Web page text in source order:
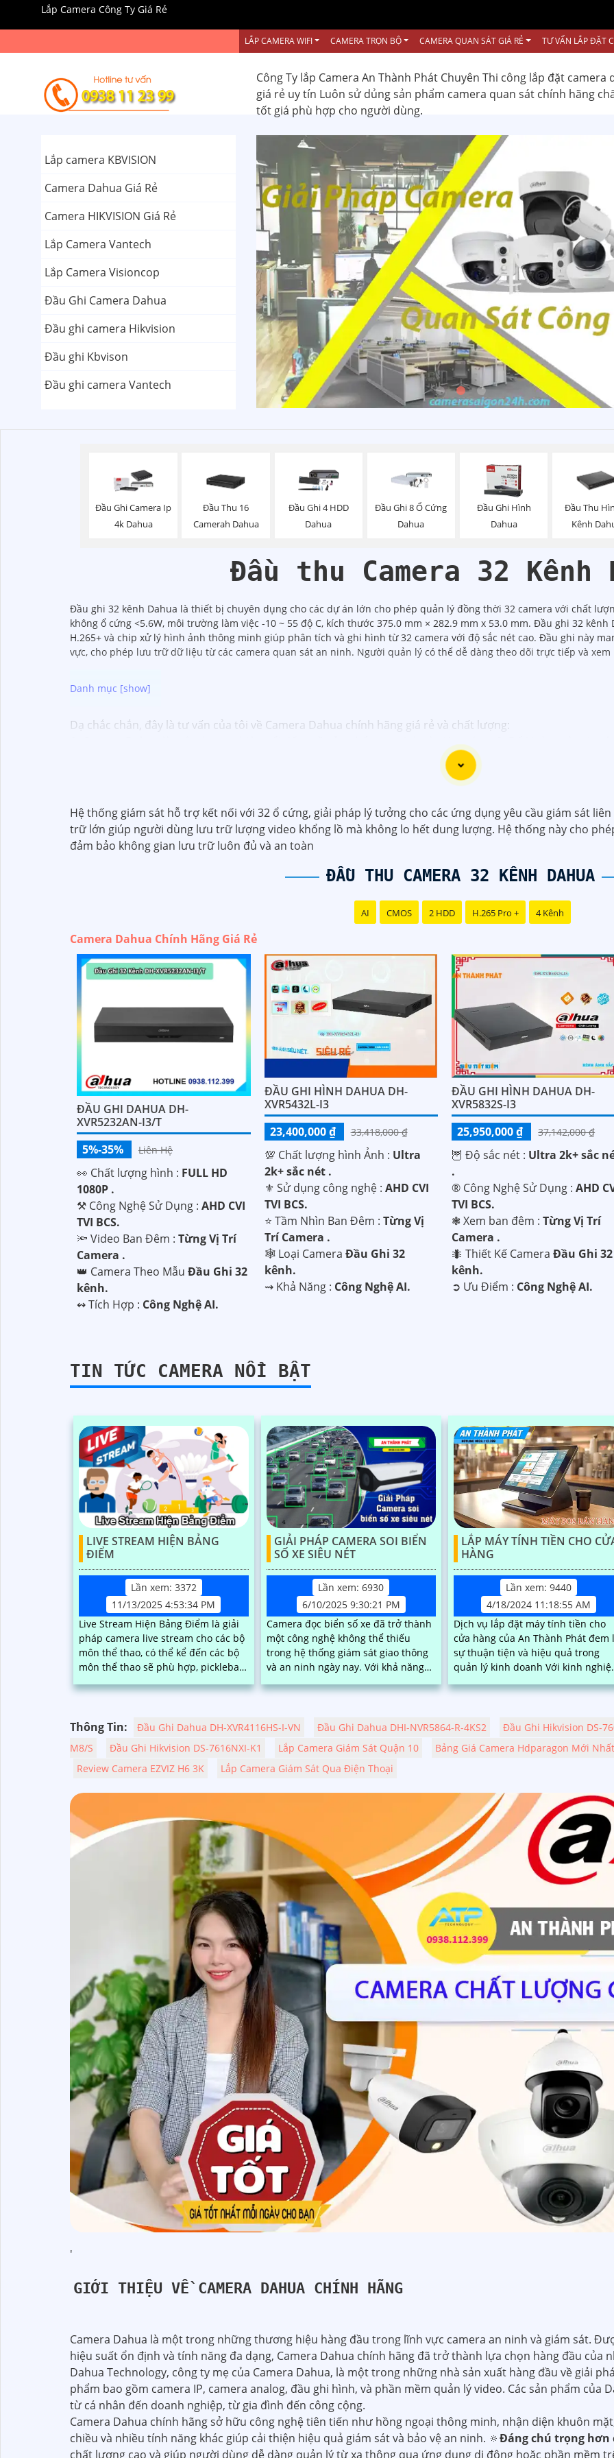
Lắp Camera Công Ty Giá Rẻ
LẮP CAMERA WIFI CAMERA TRỌN BỘ CAMERA QUAN SÁT GIÁ RẺ TƯ VẤN LẮP ĐẶT
Công Ty lắp Camera An Thành Phát Chuyên Thi công lắp đặt camera
giá rẻ uy tín Luôn sử dủng sản phẩm camera quan sát chính hãng
tốt giá phù hợp cho người dùng.
Lắp camera KBVISION
Camera Dahua Giá Rẻ
Camera HIKVISION Giá Rẻ
Lắp Camera Vantech
Lắp Camera Visioncop
Đầu Ghi Camera Dahua
Đầu ghi camera Hikvision
Đầu ghi Kbvison
Đầu ghi camera Vantech
Đầu Ghi Camera Ip
4k Dahua
Đầu Thu 16
Camerah Dahua
Đầu Ghi 4 HDD
Dahua
Đầu Ghi 8 Ổ Cứng
Dahua
Đầu Ghi Hình
Dahua
Đầu Thu
Kênh
Đầu thu Camera 32 Kênh
Đầu ghi 32 kênh Dahua là thiết bị chuyên dụng cho các dự án lớn cho phép quản lý đồng thời 32 camera với chất
không ổ cứng <5.6W, môi trường làm việc -10 ~ 55 độ C, kích thước 375.0 mm × 282.9 mm x 53.0 mm. Đầu ghi 32
H.265+ và chip xử lý hình ảnh thông minh giúp phân tích và ghi hình từ 32 camera với độ sắc nét cao. Đầu ghi này
vực, cho phép lưu trữ dữ liệu từ các camera quan sát an ninh. Người quản lý có thể dễ dàng theo dõi trực tiếp và
Dạ chắc chắn, đây là tư vấn của tôi về Camera Dahua chính hãng giá rẻ và chất lượng:
Camera Dahua là một thương hiệu nổi tiếng về sản phẩm an ninh và giám sát.⚒
Mức giá của Camera Dahua có
Chất lượng của Camera Dahua được đánh giá cao với
Nếu bạn muốn tìm camera Dahua giá rẻ, bạn có thể tham khảo trên các website thương
Hy vọng rằng những thông tin trên sẽ giúp bạn chọn lựa được Camera Dahua chính hãng, giá rẻ và chất
vấn thêm, đừng ngần ngại để lại Cung cấp cho công trình biết.
Hệ thống giám sát hỗ trợ kết nối với 32 ổ cứng, giải pháp lý tưởng cho các ứng dụng yêu cầu giám sát
trữ lớn giúp người dùng lưu trữ lượng video khổng lồ mà không lo hết dung lượng. Hệ thống này cho
đảm bảo không gian lưu trữ luôn đủ và an toàn
ĐẦU THU CAMERA 32 KÊNH DAHUA
AI CMOS 2 HDD H.265 Pro + 4 Kênh
Camera Dahua Chính Hãng Giá Rẻ
ĐẦU GHI DAHUA DH-
XVR5232AN-I3/T
5%-35%
Liên Hệ
️👀 Chất lượng hình : FULL HD
1080P .
⚒ Công Nghệ Sử Dụng : AHD CVI
TVI BCS.
🔦 Video Ban Đêm : Từng Vị Trí
Camera .
👑 Camera Theo Mẫu Đầu Ghi 32
kênh.
️↭ Tích Hợp : Công Nghệ AI.
ĐẦU GHI HÌNH DAHUA DH-
XVR5432L-I3
23,400,000 ₫
33,418,000 ₫
💯 Chất lượng hình Ảnh : Ultra
2k+ sắc nét .
⚜️ Sử dụng công nghệ : AHD CVI
TVI BCS.
⭐ Tầm Nhìn Ban Đêm : Từng Vị
Trí Camera .
🕸️ Loại Camera Đầu Ghi 32
kênh.
️⇝ Khả Năng : Công Nghệ AI.
ĐẦU GHI HÌNH DAHUA DH-
XVR5832S-I3
25,950,000 ₫
37,142,000 ₫
🦉 Độ sắc nét : Ultra 2k+ sắc
.
®️ Công Nghệ Sử Dụng :AHD
TVI BCS.
❃ Xem ban đêm :Từng Vị Trí
Camera .
🐜 Thiết Kế CameraĐầu Ghi 32
kênh.
️➲ Ưu Điểm : Công Nghệ AI.
TIN TỨC CAMERA NỔI BẬT
LIVE STREAM HIỆN BẢNG
ĐIỂM
Lần xem: 3372
11/13/2025 4:53:34 PM
Live Stream Hiện Bảng Điểm là giải
pháp camera live stream cho các bộ
môn thể thao, có thể kể đến các bộ
môn thể thao sẽ phù hợp, pickleball,
phù hợp với giải pháp này, live
điểm và chỉnh được tỉ số trực tiếp
GIẢI PHÁP CAMERA SOI BIỂN
SỐ XE SIÊU NÉT
Lần xem: 6930
6/10/2025 9:30:21 PM
Camera đọc biển số xe đã trở thành
một công nghệ không thể thiếu
trong hệ thống giám sát giao thông
và an ninh ngày nay. Với khả năng
một cách tự động, những camera
từ việc quản lý phương tiện đến việc
LẮP MÁY TÍNH TIỀN CHO
HÀNG
Lần xem: 9440
4/18/2024 11:18:55 AM
Dịch vụ lắp đặt máy tính tiền cho
cửa hàng của An Thành Phát đem
sự thuận tiện và hiệu quả trong
quản lý kinh doanh Với kinh nghiệm
chuyên...
Thông Tin: Đầu Ghi Dahua DH-XVR4116HS-I-VN Đầu Ghi Dahua DHI-NVR5864-R-4KS2
Đầu Ghi Hikvision DS-
M8/S
Đầu Ghi Hikvision DS-7616NXI-K1 Lắp Camera Giám Sát Quận 10
Bảng Giá Camera Hdparagon Mới Nhất
Review Camera EZVIZ H6 3K
Lắp Camera Giám Sát Qua Điện Thoại
'
GIỚI THIỆU VỀ CAMERA DAHUA CHÍNH HÃNG
Camera Dahua là một trong những thương hiệu hàng đầu trong lĩnh vực camera an ninh và giám sát.
hiệu suất ổn định và tính năng đa dạng, Camera Dahua chính hãng đã trở thành lựa chọn hàng đầu của
Dahua Technology, công ty mẹ của Camera Dahua, là một trong những nhà sản xuất hàng đầu về giải
phẩm bao gồm camera IP, camera analog, đầu ghi hình, và phần mềm quản lý video. Các sản phẩm của
từ cá nhân đến doanh nghiệp, từ gia đình đến công cộng.
Camera Dahua chính hãng sở hữu công nghệ tiên tiến như hồng ngoại thông minh, nhận diện khuôn
chiều và nhiều tính năng khác giúp cải thiện hiệu quả giám sát và bảo vệ an ninh. 🔅Đáng chú trọng hơn
chất lượng cao và giúp người dùng dễ dàng quản lý từ xa thông qua ứng dụng di động hoặc phần mềm